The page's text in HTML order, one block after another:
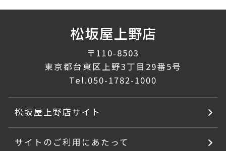
〒110-8503
東京都台東区上野3丁目29番5号
Tel.050-1782-1000
松坂屋上野店サイト
サイトのご利用にあたって